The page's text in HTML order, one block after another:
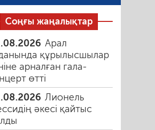
06.08.2026 Құмарлық
Соңғы жаңалықтар
Арал
құрылысшылар
арналған гала-
өтті
Лионель
әкесі қайтыс